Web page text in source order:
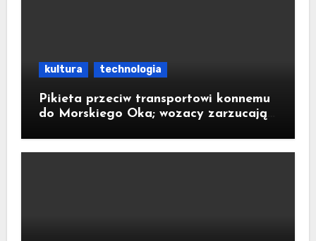
kultura technologia
Pikieta przeciw transportowi konnemu
do Morskiego Oka; wozacy zarzucają